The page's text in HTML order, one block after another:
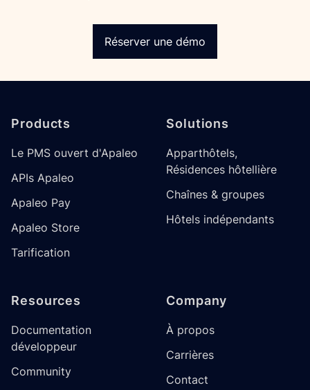
Réserver une démo
Products
Le PMS ouvert d'Apaleo
APIs Apaleo
Apaleo Pay
Apaleo Store
Tarification
Solutions
Apparthôtels,
Résidences hôtellière
Chaînes & groupes
Hôtels indépendants
Resources
Documentation
développeur
Community
Company
À propos
Carrières
Contact